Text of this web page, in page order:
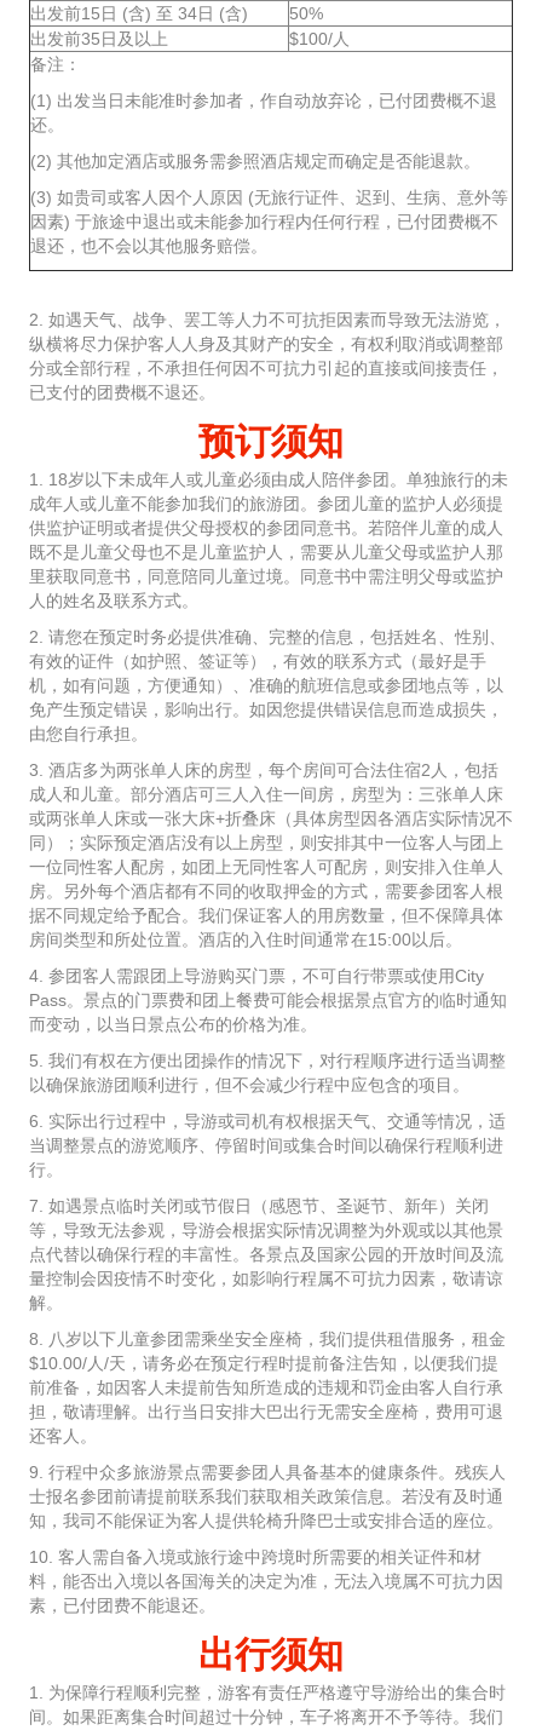
出发前15日 (含) 至 34日 (含)
50%
出发前35日及以上
$100/人
备注：
(1) 出发当日未能准时参加者，作自动放弃论，已付团费概不退
还。
(2) 其他加定酒店或服务需参照酒店规定而确定是否能退款。
(3) 如贵司或客人因个人原因 (无旅行证件、迟到、生病、意外等
因素) 于旅途中退出或未能参加行程内任何行程，已付团费概不
退还，也不会以其他服务赔偿。
2. 如遇天气、战争、罢工等人力不可抗拒因素而导致无法游览，
纵横将尽力保护客人人身及其财产的安全，有权利取消或调整部
分或全部行程，不承担任何因不可抗力引起的直接或间接责任，
已支付的团费概不退还。
预订须知
1. 18岁以下未成年人或儿童必须由成人陪伴参团。单独旅行的未
成年人或儿童不能参加我们的旅游团。参团儿童的监护人必须提
供监护证明或者提供父母授权的参团同意书。若陪伴儿童的成人
既不是儿童父母也不是儿童监护人，需要从儿童父母或监护人那
里获取同意书，同意陪同儿童过境。同意书中需注明父母或监护
人的姓名及联系方式。
2. 请您在预定时务必提供准确、完整的信息，包括姓名、性别、
有效的证件（如护照、签证等），有效的联系方式（最好是手
机，如有问题，方便通知）、准确的航班信息或参团地点等，以
免产生预定错误，影响出行。如因您提供错误信息而造成损失，
由您自行承担。
3. 酒店多为两张单人床的房型，每个房间可合法住宿2人，包括
成人和儿童。部分酒店可三人入住一间房，房型为：三张单人床
或两张单人床或一张大床+折叠床（具体房型因各酒店实际情况不
同）；实际预定酒店没有以上房型，则安排其中一位客人与团上
一位同性客人配房，如团上无同性客人可配房，则安排入住单人
房。另外每个酒店都有不同的收取押金的方式，需要参团客人根
据不同规定给予配合。我们保证客人的用房数量，但不保障具体
房间类型和所处位置。酒店的入住时间通常在15:00以后。
4. 参团客人需跟团上导游购买门票，不可自行带票或使用City
Pass。景点的门票费和团上餐费可能会根据景点官方的临时通知
而变动，以当日景点公布的价格为准。
5. 我们有权在方便出团操作的情况下，对行程顺序进行适当调整
以确保旅游团顺利进行，但不会减少行程中应包含的项目。
6. 实际出行过程中，导游或司机有权根据天气、交通等情况，适
当调整景点的游览顺序、停留时间或集合时间以确保行程顺利进
行。
7. 如遇景点临时关闭或节假日（感恩节、圣诞节、新年）关闭
等，导致无法参观，导游会根据实际情况调整为外观或以其他景
点代替以确保行程的丰富性。各景点及国家公园的开放时间及流
量控制会因疫情不时变化，如影响行程属不可抗力因素，敬请谅
解。
8. 八岁以下儿童参团需乘坐安全座椅，我们提供租借服务，租金
$10.00/人/天，请务必在预定行程时提前备注告知，以便我们提
前准备，如因客人未提前告知所造成的违规和罚金由客人自行承
担，敬请理解。出行当日安排大巴出行无需安全座椅，费用可退
还客人。
9. 行程中众多旅游景点需要参团人具备基本的健康条件。残疾人
士报名参团前请提前联系我们获取相关政策信息。若没有及时通
知，我司不能保证为客人提供轮椅升降巴士或安排合适的座位。
10. 客人需自备入境或旅行途中跨境时所需要的相关证件和材
料，能否出入境以各国海关的决定为准，无法入境属不可抗力因
素，已付团费不能退还。
出行须知
1. 为保障行程顺利完整，游客有责任严格遵守导游给出的集合时
间。如果距离集合时间超过十分钟，车子将离开不予等待。我们